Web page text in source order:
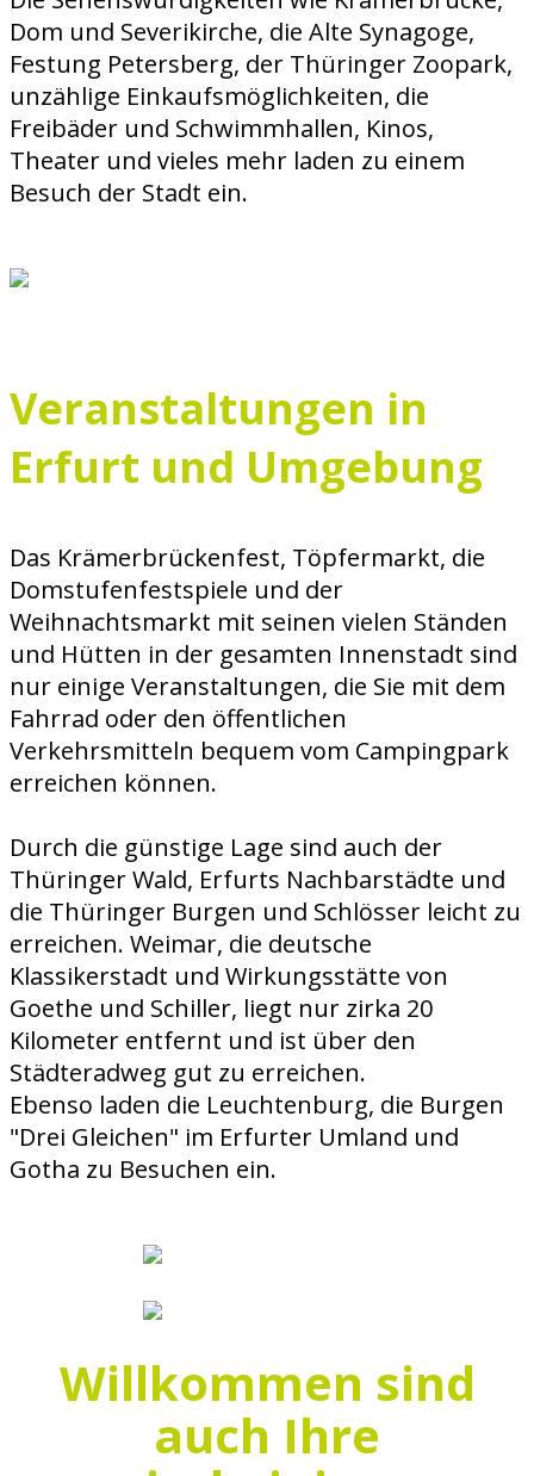
Dom und Severikirche, die Alte Synagoge,
Festung Petersberg, der Thüringer Zoopark,
unzählige Einkaufsmöglichkeiten, die
Freibäder und Schwimmhallen, Kinos,
Theater und vieles mehr laden zu einem
Besuch der Stadt ein.
Veranstaltungen in
Erfurt und Umgebung
Das Krämerbrückenfest, Töpfermarkt, die
Domstufenfestspiele und der
Weihnachtsmarkt mit seinen vielen Ständen
und Hütten in der gesamten Innenstadt sind
nur einige Veranstaltungen, die Sie mit dem
Fahrrad oder den öffentlichen
Verkehrsmitteln bequem vom Campingpark
erreichen können.
Durch die günstige Lage sind auch der
Thüringer Wald, Erfurts Nachbarstädte und
die Thüringer Burgen und Schlösser leicht zu
erreichen. Weimar, die deutsche
Klassikerstadt und Wirkungsstätte von
Goethe und Schiller, liegt nur zirka 20
Kilometer entfernt und ist über den
Städteradweg gut zu erreichen.
Ebenso laden die Leuchtenburg, die Burgen
"Drei Gleichen" im Erfurter Umland und
Gotha zu Besuchen ein.
Willkommen sind
auch Ihre